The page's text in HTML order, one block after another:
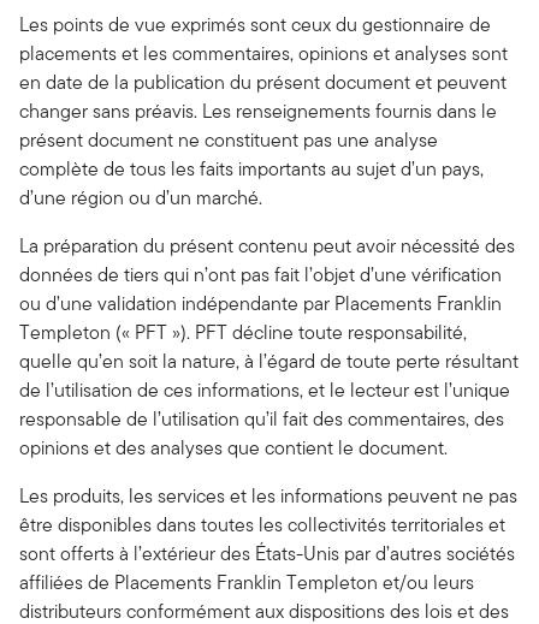
Les points de vue exprimés sont ceux du gestionnaire de
placements et les commentaires, opinions et analyses sont
en date de la publication du présent document et peuvent
changer sans préavis. Les renseignements fournis dans le
présent document ne constituent pas une analyse
complète de tous les faits importants au sujet d’un pays,
d’une région ou d’un marché.
La préparation du présent contenu peut avoir nécessité des
données de tiers qui n’ont pas fait l’objet d’une vérification
ou d’une validation indépendante par Placements Franklin
Templeton (« PFT »). PFT décline toute responsabilité,
quelle qu’en soit la nature, à l’égard de toute perte résultant
de l’utilisation de ces informations, et le lecteur est l’unique
responsable de l’utilisation qu’il fait des commentaires, des
opinions et des analyses que contient le document.
Les produits, les services et les informations peuvent ne pas
être disponibles dans toutes les collectivités territoriales et
sont offerts à l’extérieur des États-Unis par d’autres sociétés
affiliées de Placements Franklin Templeton et/ou leurs
distributeurs conformément aux dispositions des lois et des